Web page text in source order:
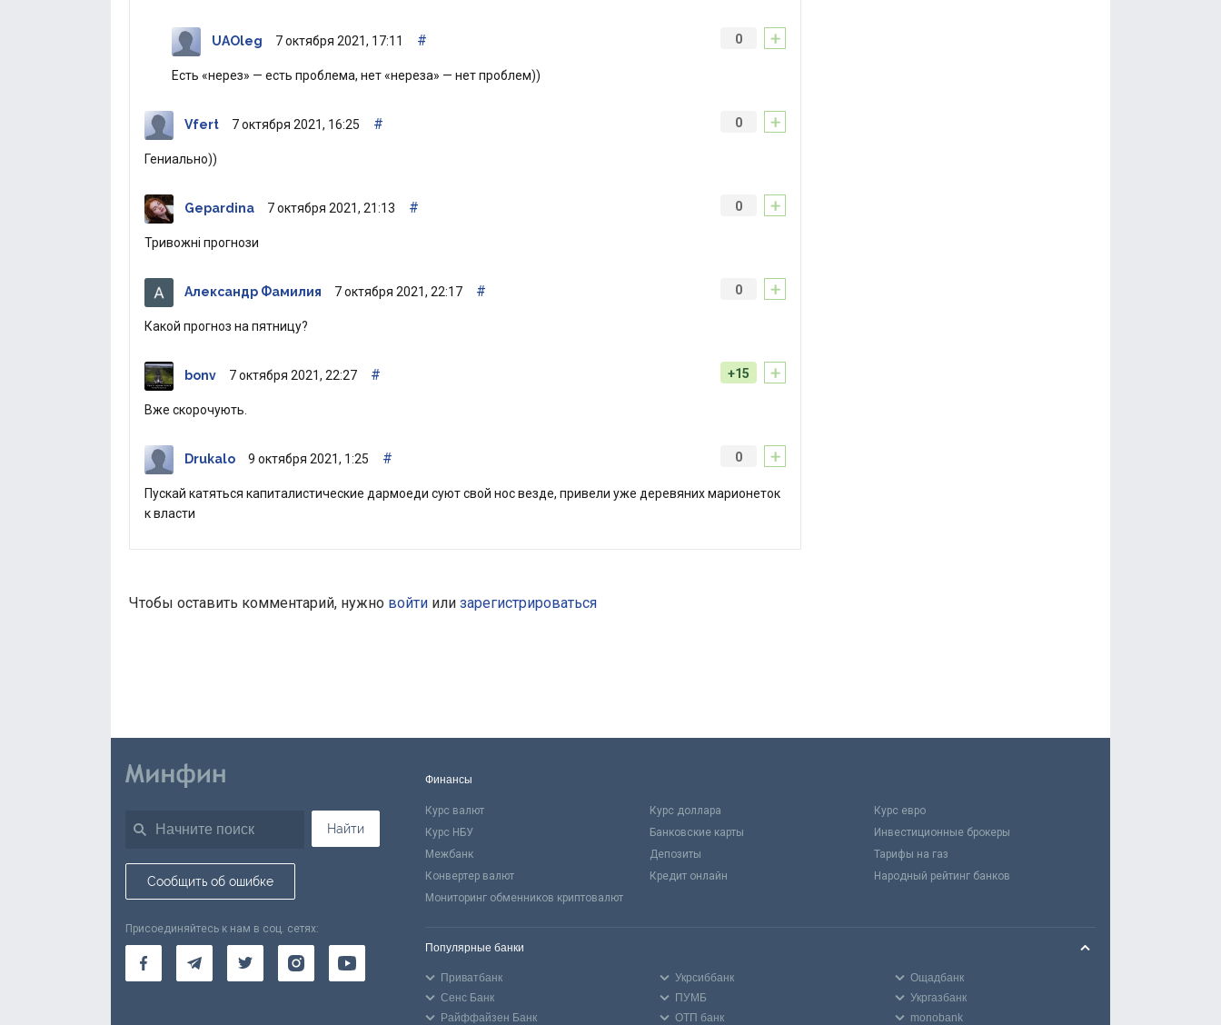
+
0
UAOleg 7 октября 2021, 17:11 #
Есть «нерез» — есть проблема, нет «нереза» — нет проблем))
+
0
Vfert 7 октября 2021, 16:25 #
Гениально))
+
0
Gepardina 7 октября 2021, 21:13 #
Тривожні прогнози
+
0
Александр Фамилия 7 октября 2021, 22:17 #
Какой прогноз на пятницу?
+
+15
bonv 7 октября 2021, 22:27 #
Вже скорочують.
+
0
Drukalo 9 октября 2021, 1:25 #
Пускай катяться капиталистические дармоеди суют свой нос везде, привели уже деревяних марионеток
к власти
Чтобы оставить комментарий, нужно войти или зарегистрироваться
Найти
Сообщить об ошибке
Присоединяйтесь к нам в соц. сетях:
Финансы
Курс валют Курс доллара
Курс евро
Курс НБУ
Банковские карты
Инвестиционные брокеры
Межбанк
Депозиты
Тарифы на газ
Конвертер валют
Кредит онлайн
Народный рейтинг банков
Мониторинг обменников криптовалют
Популярные банки
Приватбанк Укрсиббанк
Ощадбанк
Сенс Банк
ПУМБ
Укргазбанк
Райффайзен Банк
ОТП банк monobank